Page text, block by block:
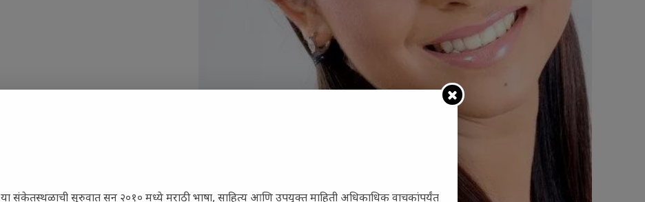
या संकेतस्थळाची सुरुवात सन २०१० मध्ये मराठी भाषा, साहित्य आणि उपयुक्त माहिती अधिकाधिक वाचकांपर्यंत